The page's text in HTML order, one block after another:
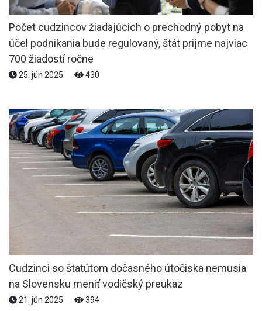
Počet cudzincov žiadajúcich o prechodný pobyt na
účel podnikania bude regulovaný, štát prijme najviac
700 žiadostí ročne
25. jún 2025 430
Cudzinci so štatútom dočasného útočiska nemusia
na Slovensku meniť vodičský preukaz
21. jún 2025 394